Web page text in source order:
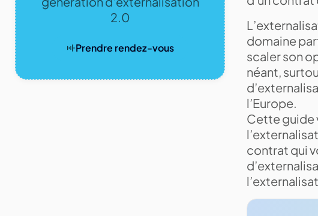
2.0
Prendre rendez-vous
domaine
scaler son
néant,
l’Europe.
Cette guide
contrat qui